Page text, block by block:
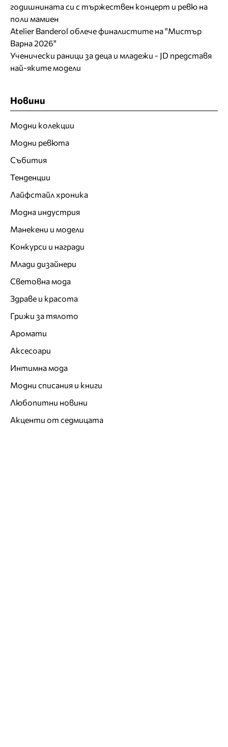
годишнината си с тържествен концерт и ревю на
поли мамиен
Atelier Banderol облече финалистите на "Мистър
Варна 2026"
Ученически раници за деца и младежи - JD представя
най-яките модели
Новини
Модни колекции
Модни ревюта
Събития
Тенденции
Лайфстайл хроника
Модна индустрия
Манекени и модели
Конкурси и награди
Млади дизайнери
Световна мода
Здраве и красота
Грижи за тялото
Аромати
Аксесоари
Интимна мода
Модни списания и книги
Любопитни новини
Акценти от седмицата